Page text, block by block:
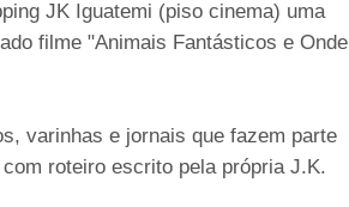
JK Iguatemi (piso cinema) uma
filme "Animais Fantásticos e Onde
varinhas e jornais que fazem parte
roteiro escrito pela própria J.K.